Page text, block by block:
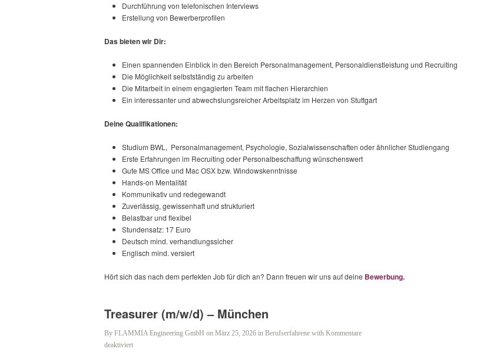
Durchführung von telefonischen Interviews
Erstellung von Bewerberprofilen
Das bieten wir Dir:
Einen spannenden Einblick in den Bereich Personalmanagement, Personaldienstleistung und Recruiting
Die Möglichkeit selbstständig zu arbeiten
Die Mitarbeit in einem engagierten Team mit flachen Hierarchien
Ein interessanter und abwechslungsreicher Arbeitsplatz im Herzen von Stuttgart
Deine Qualifikationen:
Studium BWL, Personalmanagement, Psychologie, Sozialwissenschaften oder ähnlicher Studiengang
Erste Erfahrungen im Recruiting oder Personalbeschaffung wünschenswert
Gute MS Office und Mac OSX bzw. Windowskenntnisse
Hands-on Mentalität
Kommunikativ und redegewandt
Zuverlässig, gewissenhaft und strukturiert
Belastbar und flexibel
Stundensatz: 17 Euro
Deutsch mind. verhandlungssicher
Englisch mind. versiert
Hört sich das nach dem perfekten Job für dich an? Dann freuen wir uns auf deine Bewerbung.
Treasurer (m/w/d) – München
By FLAMMIA Engineering GmbH on März 25, 2026 in Berufserfahrene with Kommentare
deaktiviertfür